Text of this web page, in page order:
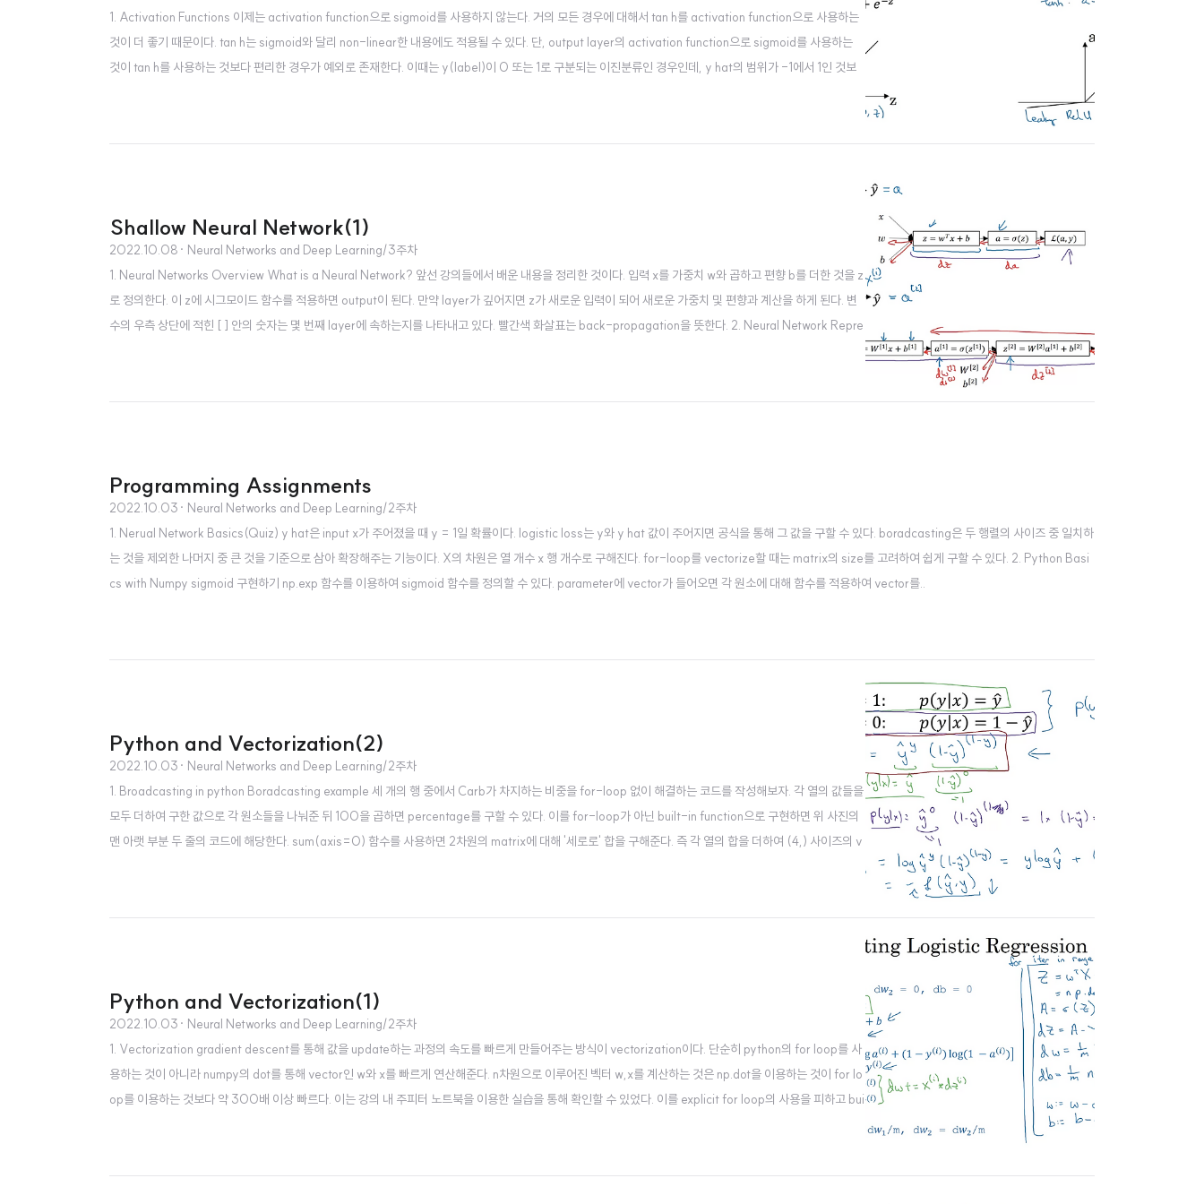
1. Activation Functions 이제는 activation function으로 sigmoid를 사용하지 않는다. 거의 모든 경우에 대해서 tan h를 activation function으로 사용하는
것이 더 좋기 때문이다. tan h는 sigmoid와 달리 non-linear한 내용에도 적용될 수 있다. 단, output layer의 activation function으로 sigmoid를 사용하는
것이 tan h를 사용하는 것보다 편리한 경우가 예외로 존재한다. 이때는 y(label)이 0 또는 1로 구분되는 이진분류인 경우인데, y hat의 범위가 -1에서 1인 것보
Shallow Neural Network(1)
2022.10.08 · Neural Networks and Deep Learning/3주차
1. Neural Networks Overview What is a Neural Network? 앞선 강의들에서 배운 내용을 정리한 것이다. 입력 x를 가중치 w와 곱하고 편향 b를 더한 것을 z
로 정의한다. 이 z에 시그모이드 함수를 적용하면 output이 된다. 만약 layer가 깊어지면 z가 새로운 입력이 되어 새로운 가중치 및 편향과 계산을 하게 된다. 변
수의 우측 상단에 적힌 [ ] 안의 숫자는 몇 번째 layer에 속하는지를 나타내고 있다. 빨간색 화살표는 back-propagation을 뜻한다. 2. Neural Network Repre
Programming Assignments
2022.10.03 · Neural Networks and Deep Learning/2주차
1. Nerual Network Basics(Quiz) y hat은 input x가 주어졌을 때 y = 1일 확률이다. logistic loss는 y와 y hat 값이 주어지면 공식을 통해 그 값을 구할 수 있다. boradcasting은 두 행렬의 사이즈 중 일치하
는 것을 제외한 나머지 중 큰 것을 기준으로 삼아 확장해주는 기능이다. X의 차원은 열 개수 x 행 개수로 구해진다. for-loop를 vectorize할 때는 matrix의 size를 고려하여 쉽게 구할 수 있다. 2. Python Basi
cs with Numpy sigmoid 구현하기 np.exp 함수를 이용하여 sigmoid 함수를 정의할 수 있다. parameter에 vector가 들어오면 각 원소에 대해 함수를 적용하여 vector를..
Python and Vectorization(2)
2022.10.03 · Neural Networks and Deep Learning/2주차
1. Broadcasting in python Boradcasting example 세 개의 행 중에서 Carb가 차지하는 비중을 for-loop 없이 해결하는 코드를 작성해보자. 각 열의 값들을
모두 더하여 구한 값으로 각 원소들을 나눠준 뒤 100을 곱하면 percentage를 구할 수 있다. 이를 for-loop가 아닌 built-in function으로 구현하면 위 사진의
맨 아랫 부분 두 줄의 코드에 해당한다. sum(axis=0) 함수를 사용하면 2차원의 matrix에 대해 '세로로' 합을 구해준다. 즉 각 열의 합을 더하여 (4,) 사이즈의 v
Python and Vectorization(1)
2022.10.03 · Neural Networks and Deep Learning/2주차
1. Vectorization gradient descent를 통해 값을 update하는 과정의 속도를 빠르게 만들어주는 방식이 vectorization이다. 단순히 python의 for loop를 사
용하는 것이 아니라 numpy의 dot를 통해 vector인 w와 x를 빠르게 연산해준다. n차원으로 이루어진 벡터 w,x를 계산하는 것은 np.dot을 이용하는 것이 for lo
op를 이용하는 것보다 약 300배 이상 빠르다. 이는 강의 내 주피터 노트북을 이용한 실습을 통해 확인할 수 있었다. 이를 explicit for loop의 사용을 피하고 bui